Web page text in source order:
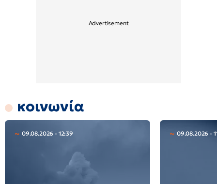
κοινωνία
09.08.2026 - 12:39 09.08.2026 -